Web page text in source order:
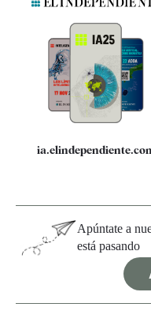
Quiénes somos
Especificaciones
Apúntate a
está pasando